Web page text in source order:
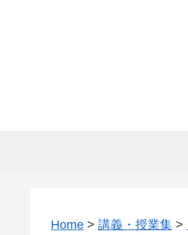
Home > 講義・授業集 >